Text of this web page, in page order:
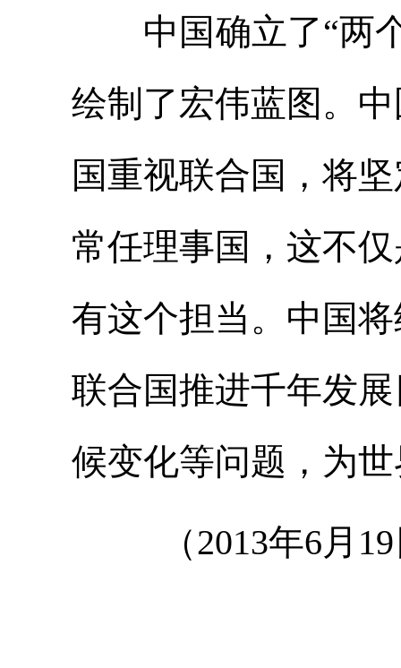
中国确立了“两个
绘制了宏伟蓝图。
国重视联合国，将
常任理事国，这不
有这个担当。中国
联合国推进千年发
候变化等问题，为
（2013年6月19